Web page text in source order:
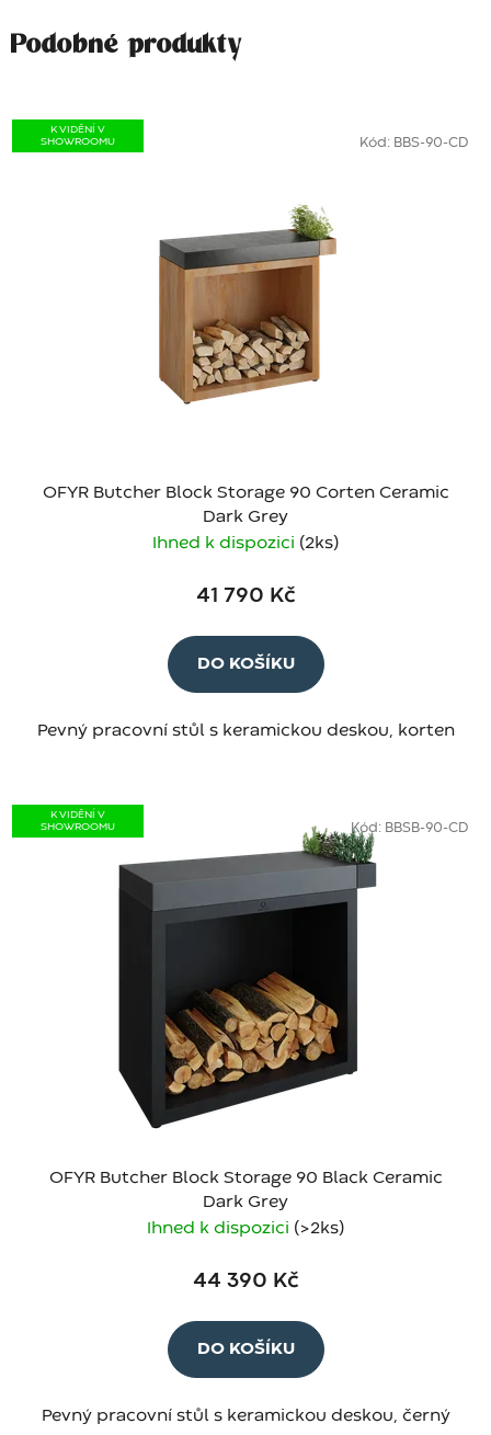
Podobné produkty
K VIDĚNÍ V
SHOWROOMU
OFYR Butcher Block Storage 90 Corten Ceramic
Dark Grey
Ihned k dispozici (2 ks)
41 790 Kč
DO KOŠÍKU
Pevný pracovní stůl s keramickou deskou, korten
Kód: BBS-90-CD
K VIDĚNÍ V
SHOWROOMU
OFYR Butcher Block Storage 90 Black Ceramic
Dark Grey
Ihned k dispozici (>2 ks)
44 390 Kč
DO KOŠÍKU
Pevný pracovní stůl s keramickou deskou, černý
Kód: BBSB-90-CD